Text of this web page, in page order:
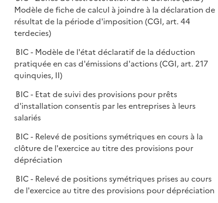
Modèle de fiche de calcul à joindre à la déclaration de
résultat de la période d'imposition (CGI, art. 44
terdecies)
BIC - Modèle de l'état déclaratif de la déduction
pratiquée en cas d'émissions d'actions (CGI, art. 217
quinquies, II)
BIC - Etat de suivi des provisions pour prêts
d'installation consentis par les entreprises à leurs
salariés
BIC - Relevé de positions symétriques en cours à la
clôture de l'exercice au titre des provisions pour
dépréciation
BIC - Relevé de positions symétriques prises au cours
de l'exercice au titre des provisions pour dépréciation